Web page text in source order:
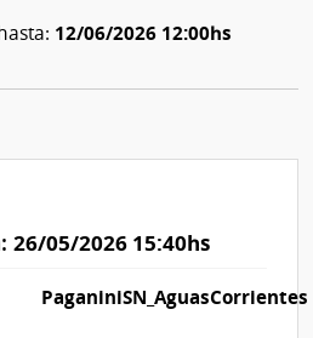
12/06/2026 12:00hs
26/05/2026 15:40hs
PaganiniSN_AguasCorrientes